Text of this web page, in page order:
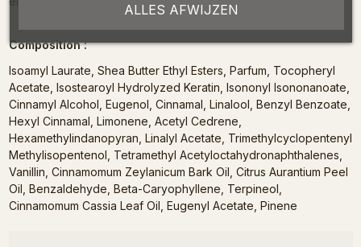
Composition :
Isoamyl Laurate, Shea Butter Ethyl Esters, Parfum, Tocopheryl
Acetate, Isostearoyl Hydrolyzed Keratin, Isononyl Isononanoate,
Cinnamyl Alcohol, Eugenol, Cinnamal, Linalool, Benzyl Benzoate,
Hexyl Cinnamal, Limonene, Acetyl Cedrene,
Hexamethylindanopyran, Linalyl Acetate, Trimethylcyclopentenyl
Methylisopentenol, Tetramethyl Acetyloctahydronaphthalenes,
Vanillin, Cinnamomum Zeylanicum Bark Oil, Citrus Aurantium Peel
Oil, Benzaldehyde, Beta-Caryophyllene, Terpineol,
Cinnamomum Cassia Leaf Oil, Eugenyl Acetate, Pinene
ALLES AFWIJZEN